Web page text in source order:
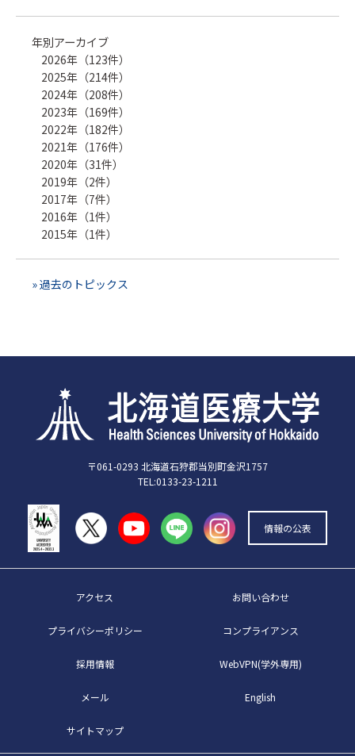
年別アーカイブ
2026年（123件）
2025年（214件）
2024年（208件）
2023年（169件）
2022年（182件）
2021年（176件）
2020年（31件）
2019年（2件）
2017年（7件）
2016年（1件）
2015年（1件）
» 過去のトピックス
〒061-0293 北海道石狩郡当別町金沢1757
TEL:0133-23-1211
情報の公表
アクセス お問い合わせ
プライバシーポリシー コンプライアンス
採用情報 WebVPN(学外専用)
メール English
サイトマップ